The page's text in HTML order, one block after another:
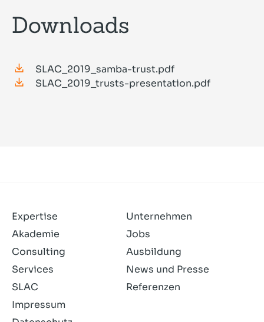
Downloads
SLAC_2019_samba-trust.pdf
SLAC_2019_trusts-presentation.pdf
Expertise
Akademie
Consulting
Services
SLAC
Unternehmen
Jobs
Ausbildung
News und Presse
Referenzen
Impressum